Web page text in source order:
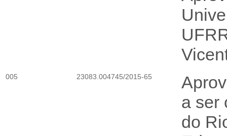
005 23083.004745/2015-65
a ser
do